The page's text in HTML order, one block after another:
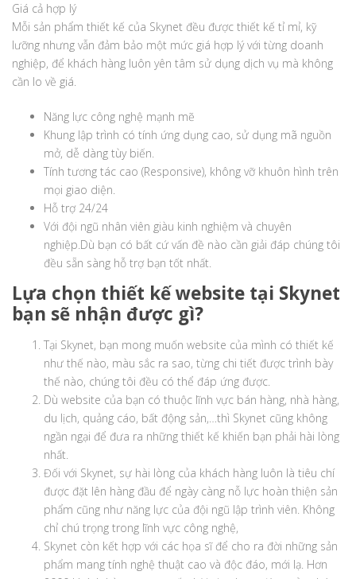
Giá cả hợp lý
Mỗi sản phẩm thiết kế của Skynet đều được thiết kế tỉ mỉ, kỹ
lưỡng nhưng vẫn đảm bảo một mức giá hợp lý với từng doanh
nghiệp, để khách hàng luôn yên tâm sử dụng dịch vụ mà không
cần lo về giá.
Năng lực công nghệ mạnh mẽ
Khung lập trình có tính ứng dụng cao, sử dụng mã nguồn
mở, dễ dàng tùy biến.
Tính tương tác cao (Responsive), không vỡ khuôn hình trên
mọi giao diện.
Hỗ trợ 24/24
Với đội ngũ nhân viên giàu kinh nghiệm và chuyên
nghiệp.Dù bạn có bất cứ vấn đề nào cần giải đáp chúng tôi
đều sẵn sàng hỗ trợ bạn tốt nhất.
Lựa chọn thiết kế website tại Skynet
bạn sẽ nhận được gì?
Tại Skynet, bạn mong muốn website của mình có thiết kế
như thế nào, màu sắc ra sao, từng chi tiết được trình bày
thế nào, chúng tôi đều có thể đáp ứng được.
Dù website của bạn có thuộc lĩnh vực bán hàng, nhà hàng,
du lịch, quảng cáo, bất động sản,…thì Skynet cũng không
ngần ngại để đưa ra những thiết kế khiến bạn phải hài lòng
nhất.
Đối với Skynet, sự hài lòng của khách hàng luôn là tiêu chí
được đặt lên hàng đầu để ngày càng nỗ lực hoàn thiện sản
phẩm cũng như năng lực của đội ngũ lập trình viên. Không
chỉ chú trọng trong lĩnh vực công nghệ,
Skynet còn kết hợp với các họa sĩ để cho ra đời những sản
phẩm mang tính nghệ thuật cao và độc đáo, mới lạ. Hơn